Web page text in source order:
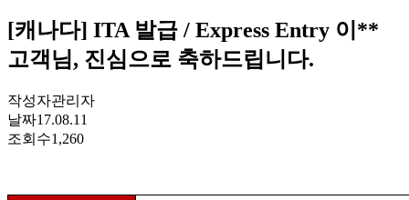
[캐나다] ITA 발급 / Express Entry 이**
고객님, 진심으로 축하드립니다.
작성자관리자
날짜17.08.11
조회수1,260